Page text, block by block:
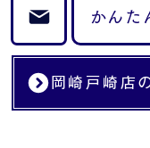
かんた
岡崎戸崎店